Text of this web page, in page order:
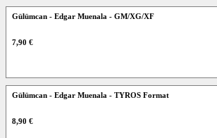
Gülümcan - Edgar Muenala - GM/XG/XF
7,90 €
Gülümcan - Edgar Muenala - TYROS Format
8,90 €